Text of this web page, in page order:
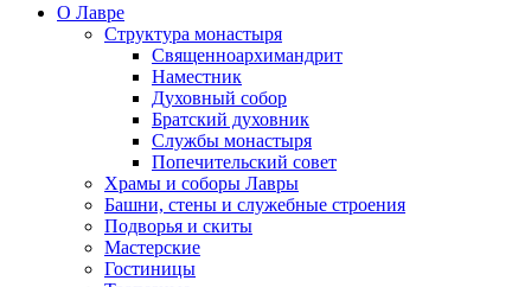
О Лавре
Структура монастыря
Священноархимандрит
Наместник
Духовный собор
Братский духовник
Службы монастыря
Попечительский совет
Храмы и соборы Лавры
Башни, стены и служебные строения
Подворья и скиты
Мастерские
Гостиницы